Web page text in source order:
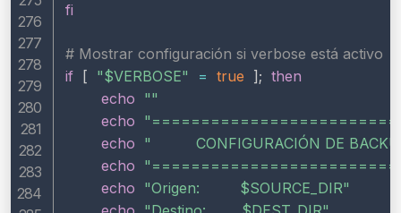
fi
# Mostrar configuración si verbose está activo
if
[ "$VERBOSE" = true ] ; then
echo ""
echo
echo "          CONFIGURACIÓN DE
echo
echo "Origen: $SOURCE_DIR"